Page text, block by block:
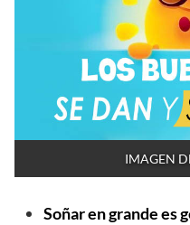
IMAGEN
Soñar en grande es